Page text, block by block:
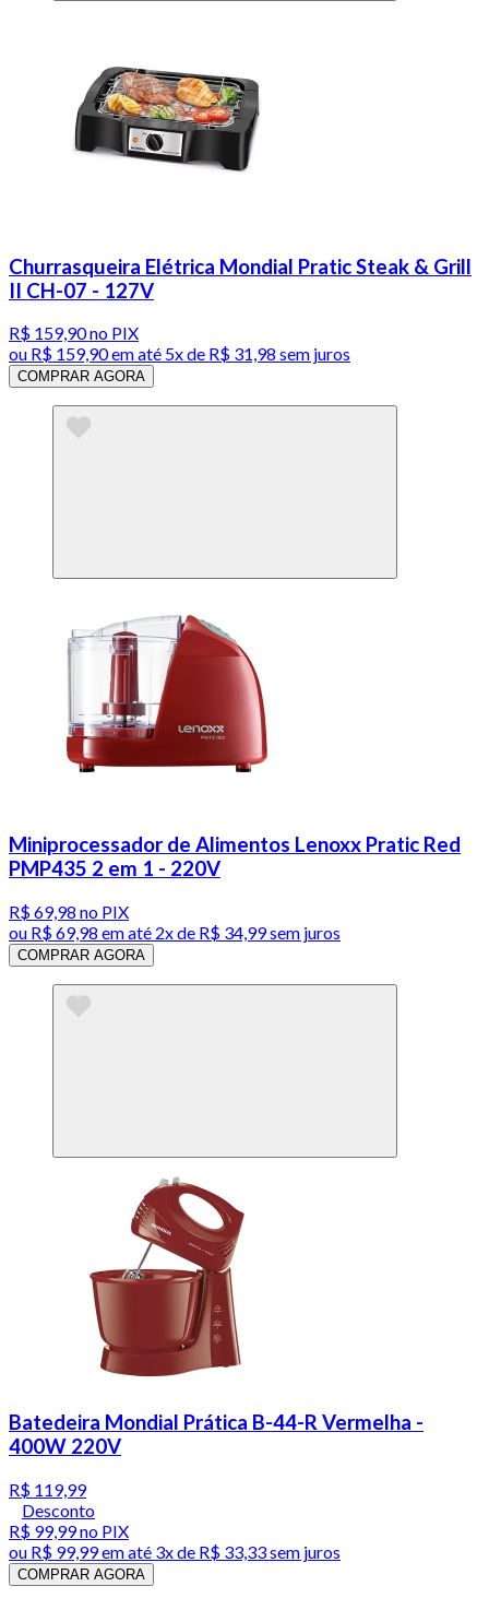
Churrasqueira Elétrica Mondial Pratic Steak & Grill
II CH-07 - 127V
R$ 159,90no PIX
ou R$ 159,90em até 5x de R$ 31,98 sem juros
COMPRAR AGORA
Miniprocessador de Alimentos Lenoxx Pratic Red
PMP435 2 em 1 - 220V
R$ 69,98 no PIX
ou R$ 69,98 em até 2x de R$ 34,99 sem juros
COMPRAR AGORA
Batedeira Mondial Prática B-44-R Vermelha -
400W 220V
R$ 119,99
Desconto
R$ 99,99no PIX
ou R$ 99,99em até 3x de R$ 33,33 sem juros
COMPRAR AGORA